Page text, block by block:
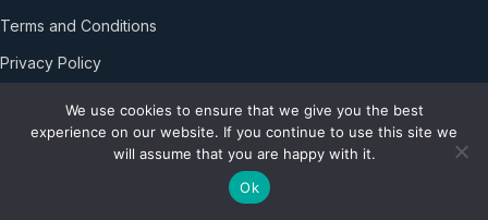
Terms and Conditions
Privacy Policy
0818-0972-6399
- Bpk. Aho
We use cookies to ensure that we give you the best
experience on our website. If you continue to use this site we
will assume that you are happy with it.
Ok